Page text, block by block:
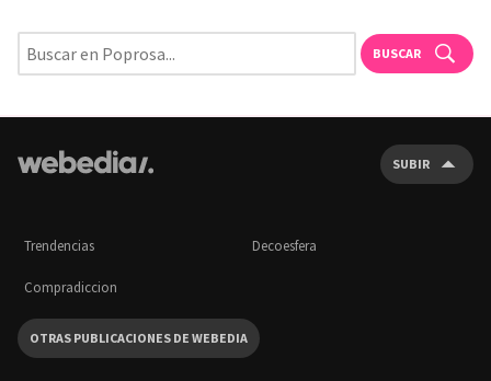
BUSCAR
SUBIR
Trendencias Decoesfera
Compradiccion
OTRAS PUBLICACIONES DE WEBEDIA